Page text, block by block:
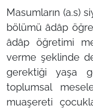
Masumların (a.s)
bölümü âdâp
âdâp öğretimi
verme şeklinde
gerektiği yaşa
toplumsal
muaşereti